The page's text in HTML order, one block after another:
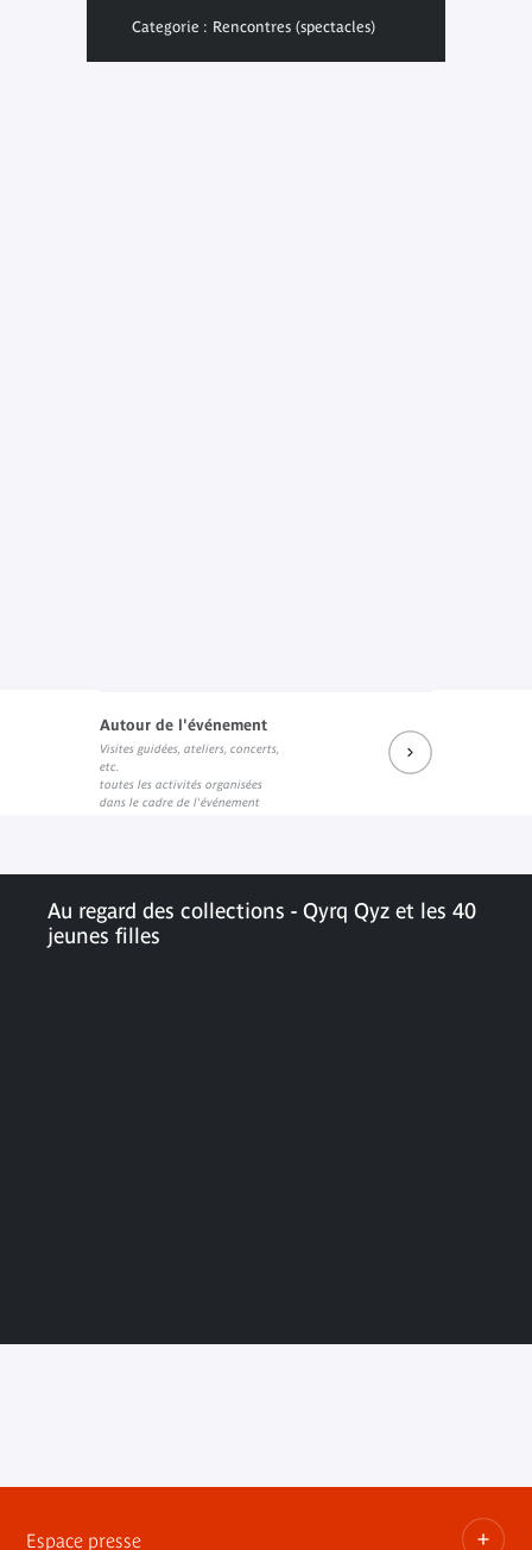
Categorie : Rencontres (spectacles)
Autour de l'événement
Visites guidées, ateliers, concerts,
etc.
toutes les activités organisées
dans le cadre de l'événement
Au regard des collections - Qyrq Qyz et les 40
jeunes filles
Espace presse